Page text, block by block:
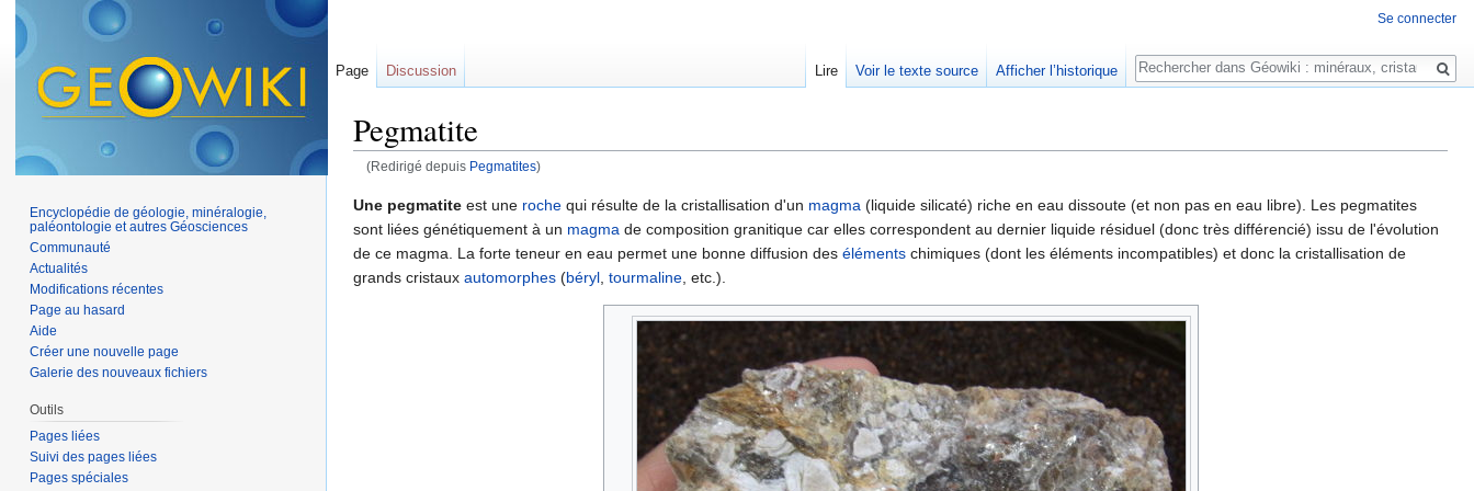
Pegmatite
(Redirigé depuis Pegmatites)
Une pegmatite est une roche qui résulte de la cristallisation d'un magma (liquide silicaté) riche en eau dissoute (et non pas en eau libre). Les pegmatites
sont liées génétiquement à un magma de composition granitique car elles correspondent au dernier liquide résiduel (donc très différencié) issu de l'évolution
de ce magma. La forte teneur en eau permet une bonne diffusion des éléments chimiques (dont les éléments incompatibles) et donc la cristallisation de
grands cristaux automorphes (béryl tourmaline , etc.).
Se connecter
Page Discussion Lire Voir le texte source Afficher l’historique
Rechercher
Encyclopédie de géologie, minéralogie,
paléontologie et autres Géosciences
Communauté
Actualités
Modifications récentes
Page au hasard
Aide
Créer une nouvelle page
Galerie des nouveaux fichiers
Outils
Pages liées
Suivi des pages liées
Pages spéciales